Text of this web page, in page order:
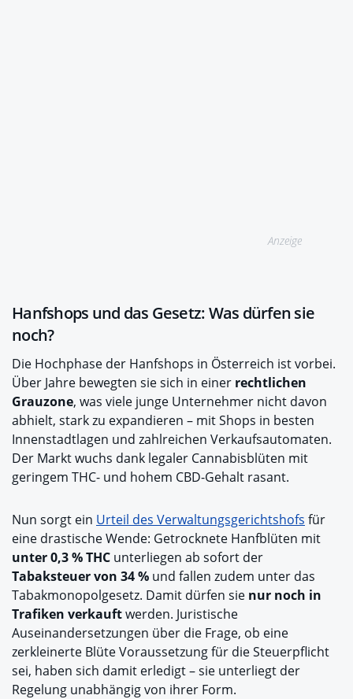
Anzeige
Hanfshops und das Gesetz: Was dürfen sie
noch?
Die Hochphase der Hanfshops in Österreich ist vorbei.
Über Jahre bewegten sie sich in einer rechtlichen
Grauzone, was viele junge Unternehmer nicht davon
abhielt, stark zu expandieren – mit Shops in besten
Innenstadtlagen und zahlreichen Verkaufsautomaten.
Der Markt wuchs dank legaler Cannabisblüten mit
geringem THC- und hohem CBD-Gehalt rasant.
Nun sorgt ein Urteil des Verwaltungsgerichtshofs für
eine drastische Wende: Getrocknete Hanfblüten mit
unter 0,3 % THC unterliegen ab sofort der
Tabaksteuer von 34 % und fallen zudem unter das
Tabakmonopolgesetz. Damit dürfen sie nur noch in
Trafiken verkauftwerden. Juristische
Auseinandersetzungen über die Frage, ob eine
zerkleinerte Blüte Voraussetzung für die Steuerpflicht
sei, haben sich damit erledigt – sie unterliegt der
Regelung unabhängig von ihrer Form.